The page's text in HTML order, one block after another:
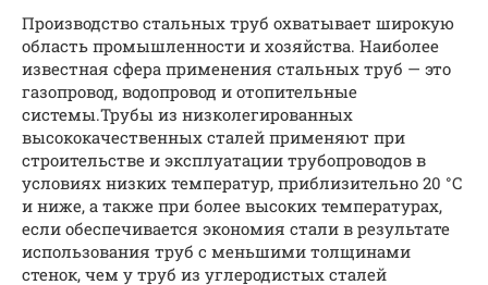
Производство стальных труб охватывает широкую
область промышленности и хозяйства. Наиболее
известная сфера применения стальных труб — это
газопровод, водопровод и отопительные
системы.Трубы из низколегированных
высококачественных сталей применяют при
строительстве и эксплуатации трубопроводов в
условиях низких температур, приблизительно 20 °С
и ниже, а также при более высоких температурах,
если обеспе­чивается экономия стали в результате
использования труб с меньшими толщинами
стенок, чем у труб из углеродистых сталей